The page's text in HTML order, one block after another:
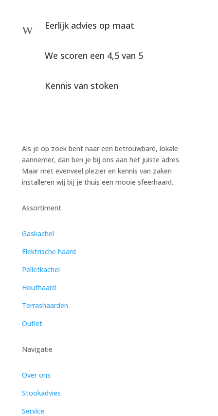
w Eerlijk advies op maat
We scoren een 4,5 van 5
Kennis van stoken
Als je op zoek bent naar een betrouwbare, lokale
aannemer, dan ben je bij ons aan het juiste adres.
Maar met evenveel plezier en kennis van zaken
installeren wij bij je thuis een mooie sfeerhaard.
Assortiment
Gaskachel
Elektrische haard
Pelletkachel
Houthaard
Terrashaarden
Outlet
Navigatie
Over ons
Stookadvies
Service